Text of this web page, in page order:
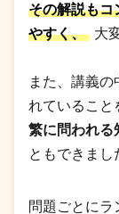
その解説もコ
やすく、
大
また、講義
れていること
繁に問われる
ともできまし
問題ごとに